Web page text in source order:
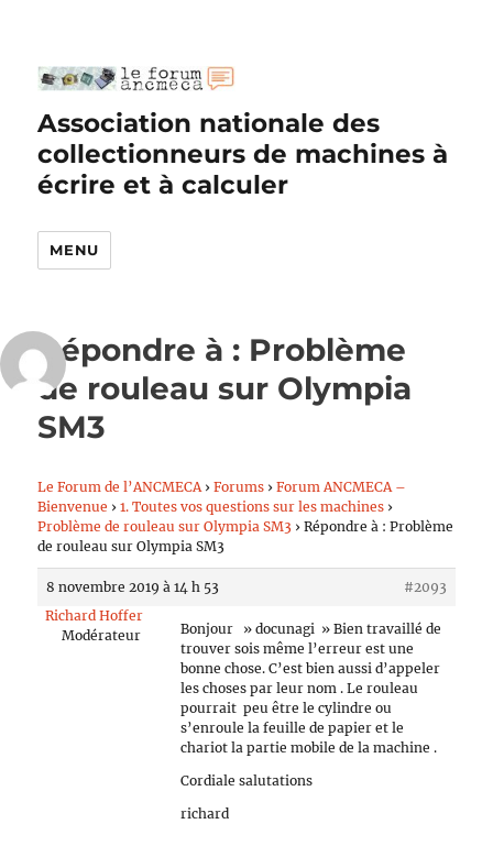
Association nationale des
collectionneurs de machines à
écrire et à calculer
MENU
Répondre à : Problème
de rouleau sur Olympia
SM3
Le Forum de l’ANCMECA › Forums › Forum ANCMECA –
Bienvenue › 1. Toutes vos questions sur les machines ›
Problème de rouleau sur Olympia SM3 › Répondre à : Problème
de rouleau sur Olympia SM3
8 novembre 2019 à 14 h 53
#2093
Richard Hoffer
Modérateur
Bonjour » docunagi » Bien travaillé de
trouver sois même l’erreur est une
bonne chose. C’est bien aussi d’appeler
les choses par leur nom . Le rouleau
pourrait peu être le cylindre ou
s’enroule la feuille de papier et le
chariot la partie mobile de la machine .
Cordiale salutations
richard